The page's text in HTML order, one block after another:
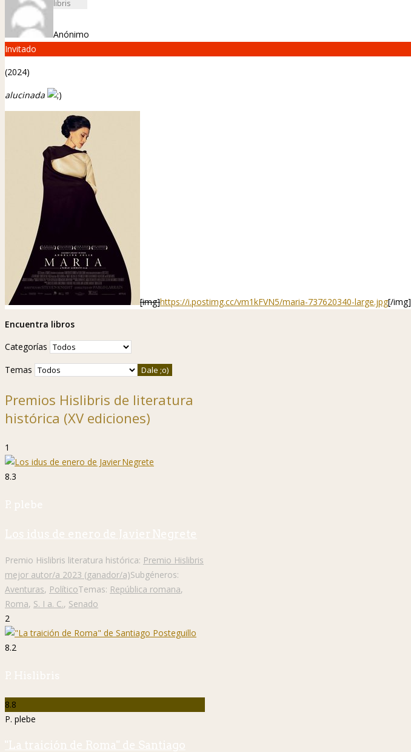
Anónimo
Invitado
(2024)
alucinada
[img]https://i.postimg.cc/vm1kFVN5/maria-737620340-large.jpg[/img]
Encuentra libros
Categorías
Temas
Premios Hislibris de literatura
histórica (XV ediciones)
1
8.3
P. plebe
Los idus de enero de Javier Negrete
Premio Hislibris literatura histórica: Premio Hislibris
mejor autor/a 2023 (ganador/a)Subgéneros:
Aventuras, PolíticoTemas: República romana,
Roma, S. I a. C., Senado
2
8.2
P. Hislibris
8.8
P. plebe
"La traición de Roma" de Santiago